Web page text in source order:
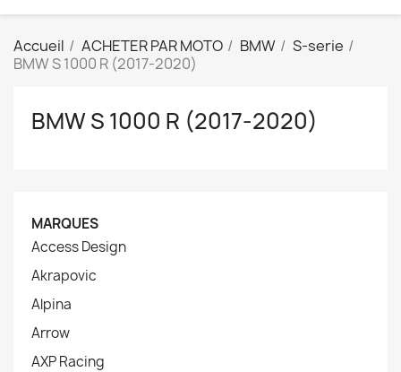
Accueil ACHETER PAR MOTO BMW
S-serie
BMW S 1000 R (2017-2020)
BMW S 1000 R (2017-2020)
MARQUES
Access Design
Akrapovic
Alpina
Arrow
AXP Racing